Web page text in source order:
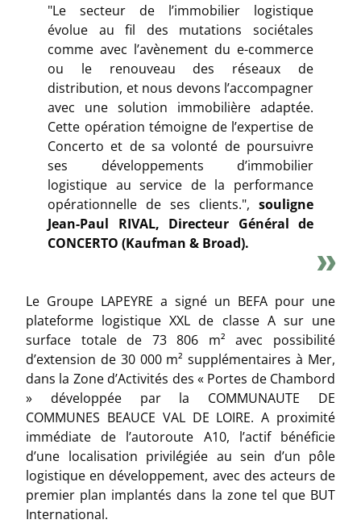
"Le secteur de l’immobilier logistique
évolue au fil des mutations sociétales
comme avec l’avènement du e-commerce
ou le renouveau des réseaux de
distribution, et nous devons l’accompagner
avec une solution immobilière adaptée.
Cette opération témoigne de l’expertise de
Concerto et de sa volonté de poursuivre
ses développements d’immobilier
logistique au service de la performance
opérationnelle de ses clients.", souligne
Jean-Paul RIVAL, Directeur Général de
CONCERTO (Kaufman & Broad).
Le Groupe LAPEYRE a signé un BEFA pour une
plateforme logistique XXL de classe A sur une
surface totale de 73 806 m² avec possibilité
d’extension de 30 000 m² supplémentaires à Mer,
dans la Zone d’Activités des « Portes de Chambord
» développée par la COMMUNAUTE DE
COMMUNES BEAUCE VAL DE LOIRE. A proximité
immédiate de l’autoroute A10, l’actif bénéficie
d’une localisation privilégiée au sein d’un pôle
logistique en développement, avec des acteurs de
premier plan implantés dans la zone tel que BUT
International.